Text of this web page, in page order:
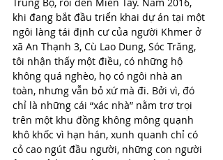
khi đang bắt đầu triển khai dự án tại một
ngôi làng tái định cư của người Khmer ở
xã An Thạnh 3, Cù Lao Dung, Sóc Trăng,
tôi nhận thấy một điều, có những hộ
không quá nghèo, họ có ngôi nhà an
toàn, nhưng vẫn bỏ xứ mà đi. Bởi vì, đó
chỉ là những cái “xác nhà” nằm trơ trọi
trên một khu đồng không mông quạnh
khô khốc vì hạn hán, xunh quanh chỉ có
cỏ cao ngút đầu người, những con người